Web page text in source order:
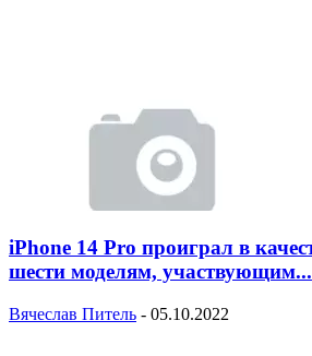
iPhone 14 Pro проиграл в
шести моделям, участвующим...
Вячеслав Питель - 05.10.2022